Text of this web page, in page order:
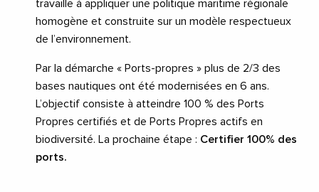
travaille à appliquer une politique maritime régionale
homogène et construite sur un modèle respectueux
de l’environnement.
Par la démarche « Ports-propres » plus de 2/3 des
bases nautiques ont été modernisées en 6 ans.
L’objectif consiste à atteindre 100 % des Ports
Propres certifiés et de Ports Propres actifs en
biodiversité. La prochaine étape : Certifier 100% des
ports.